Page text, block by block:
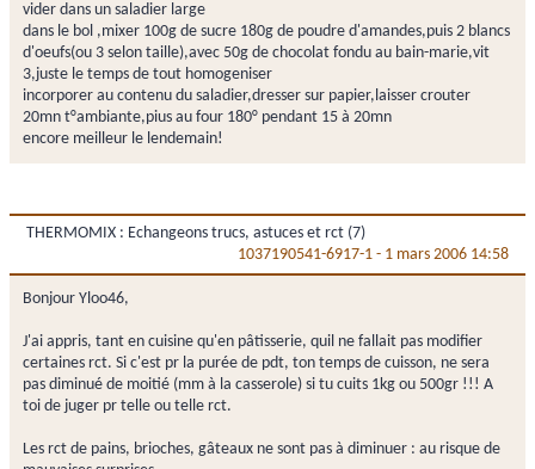
vider dans un saladier large
dans le bol ,mixer 100g de sucre 180g de poudre d'amandes,puis 2 blancs
d'oeufs(ou 3 selon taille),avec 50g de chocolat fondu au bain-marie,vit
3,juste le temps de tout homogeniser
incorporer au contenu du saladier,dresser sur papier,laisser crouter
20mn t°ambiante,pius au four 180° pendant 15 à 20mn
encore meilleur le lendemain!
THERMOMIX : Echangeons trucs, astuces et rct (7)
1037190541-6917-1 - 1 mars 2006 14:58
Bonjour Yloo46,
J'ai appris, tant en cuisine qu'en pâtisserie, quil ne fallait pas modifier
certaines rct. Si c'est pr la purée de pdt, ton temps de cuisson, ne sera
pas diminué de moitié (mm à la casserole) si tu cuits 1kg ou 500gr !!! A
toi de juger pr telle ou telle rct.
Les rct de pains, brioches, gâteaux ne sont pas à diminuer : au risque de